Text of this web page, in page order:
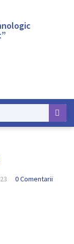
0 Comentarii